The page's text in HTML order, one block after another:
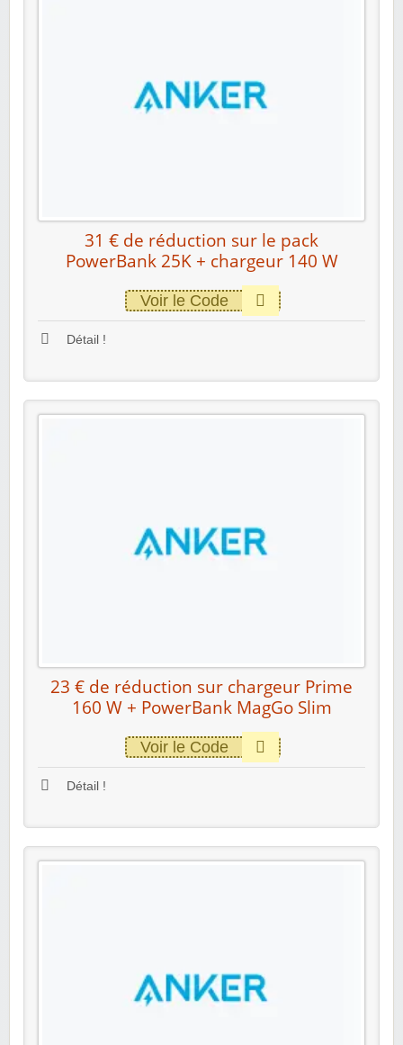
31 € de réduction sur le pack
PowerBank 25K + chargeur 140 W
Voir le Code
Détail !
23 € de réduction sur chargeur Prime
160 W + PowerBank MagGo Slim
Voir le Code
Détail !